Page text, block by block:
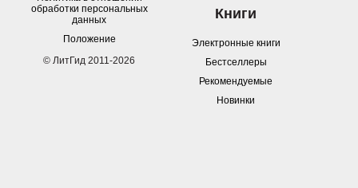
обработки персональных
данных
Положение
© ЛитГид 2011-2026
Книги
Электронные книги
Бестселлеры
Рекомендуемые
Новинки